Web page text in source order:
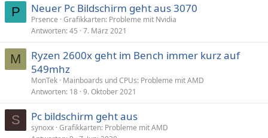
P Neuer Pc Bildschirm geht aus 3070
Prsence Grafikkarten: Probleme mit Nvidia
Antworten 45 7. März 2021
M
Ryzen 2600x geht im Bench immer kurz auf
549mhz
MonTek Mainboards und CPUs: Probleme mit AMD
Antworten 18 9. Oktober 2021
S Pc bildschirm geht aus
synoxx Grafikkarten: Probleme mit AMD